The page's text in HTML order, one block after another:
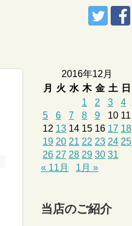
2016年12月
月
火 水 木 金 土
日
1
2 3
4
5
6 7 8 9 10 11
12 13 14 15 16 17 18
19 20 21 22 23 24 25
26 27 28 29 30 31
« 11月
1月 »
当店のご紹介